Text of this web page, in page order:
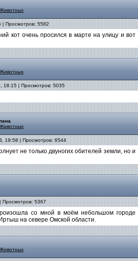
Животных
| Просмотров: 5582
кот очень просился в марте на улицу и вот
Животных
18:15 | Просмотров: 5035
Животных
19:58 | Просмотров: 6544
не только двуногих обителей земли, но и
Просмотров: 5367
со мной в моём небольшом городе
на севере Омской области.
Животных